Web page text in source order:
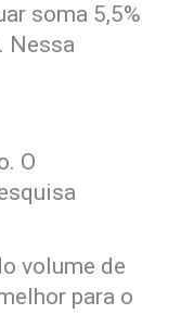
soma 5,5%
Nessa
O
volume de
para o